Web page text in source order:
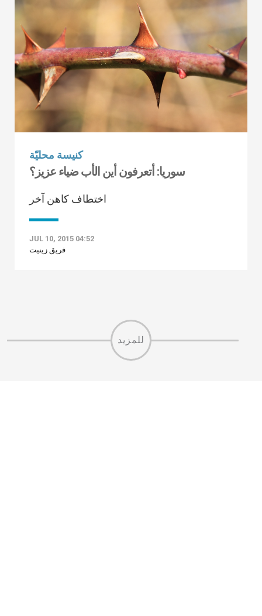
كنيسة محليّة
سوريا: أتعرفون أين الأب ضياء عزيز؟
اختطاف كاهن آخر
JUL 10, 2015 04:52
فريق زينيت
للمزيد